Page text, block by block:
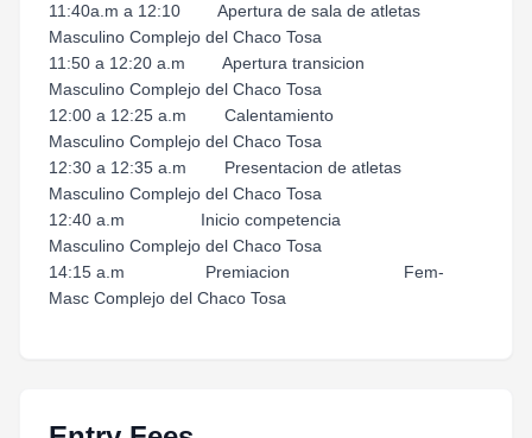
11:40a.m a 12:10 Apertura de sala de atletas
Masculino Complejo del Chaco Tosa
11:50 a 12:20 a.m Apertura transicion
Masculino Complejo del Chaco Tosa
12:00 a 12:25 a.m Calentamiento
Masculino Complejo del Chaco Tosa
12:30 a 12:35 a.m Presentacion de atletas
Masculino Complejo del Chaco Tosa
12:40 a.m Inicio competencia
Masculino Complejo del Chaco Tosa
14:15 a.m Premiacion Fem-
Masc Complejo del Chaco Tosa